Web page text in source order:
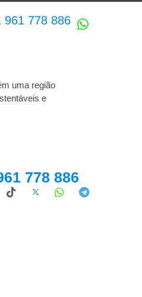
961 778 886
uma região
e
778 886